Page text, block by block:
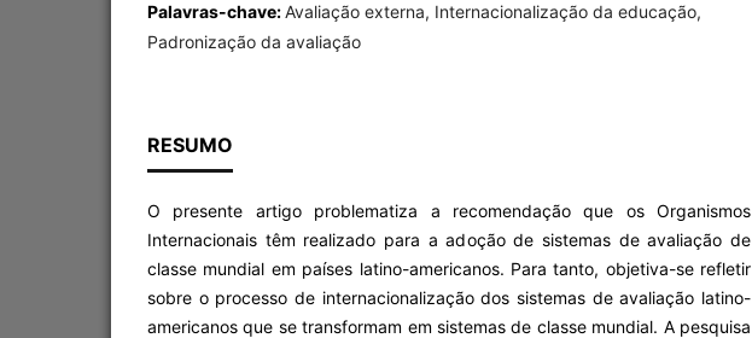
Palavras-chave:Avaliação externa, Internacionalização da educação,
Padronização da avaliação
RESUMO
O presente artigo problematiza a recomendação que os Organismos
Internacionais têm realizado para a adoção de sistemas de avaliação de
classe mundial em países latino-americanos. Para tanto, objetiva-se refletir
sobre o processo de internacionalização dos sistemas de avaliação latino-
americanos que se transformam em sistemas de classe mundial. A pesquisa